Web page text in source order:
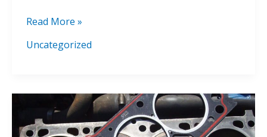
Dicas
manutenção
cilindro
Read More »
Uncategorized